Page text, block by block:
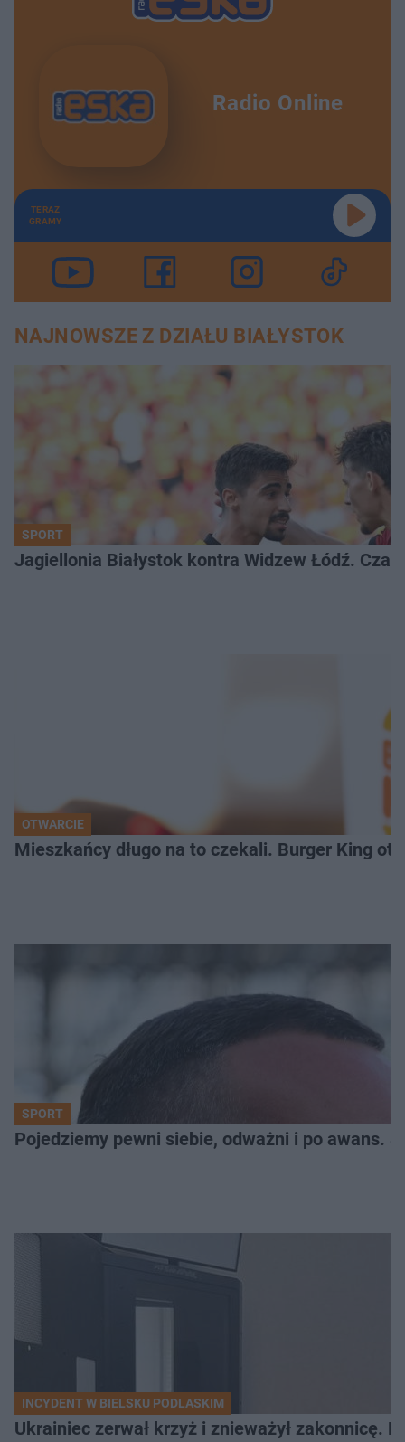
Radio Online
TERAZ
GRAMY
NAJNOWSZE Z DZIAŁU BIAŁYSTOK
SPORT
Jagiellonia Białystok kontra Widzew Łódź.
OTWARCIE
Mieszkańcy długo na to czekali. Burger King
SPORT
Pojedziemy pewni siebie, odważni i po awans.
INCYDENT W BIELSKU PODLASKIM
Ukrainiec zerwał krzyż i znieważył zakonnicę.